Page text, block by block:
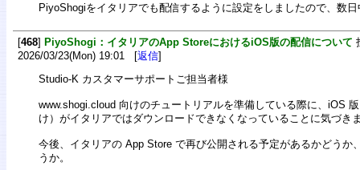
PiyoShogiをイタリアでも配信するように設定をしましたので、数
[468] PiyoShogi：イタリアのApp StoreにおけるiOS版の配信について
2026/03/23(Mon) 19:01 [返信]
Studio-K カスタマーサポートご担当者様
www.shogi.cloud 向けのチュートリアルを準備している際に、iOS
け）がイタリアではダウンロードできなくなっていることに気づき
今後、イタリアの App Store で再び公開される予定があるかどうか
うか。